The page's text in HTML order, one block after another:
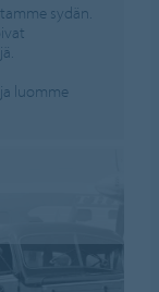
sydän.
luomme